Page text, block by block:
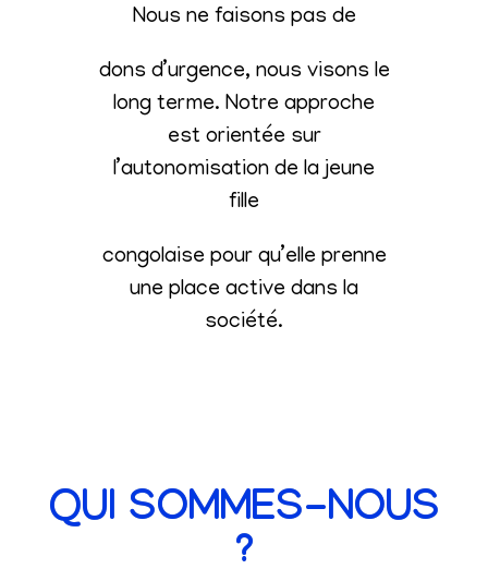
Nous ne faisons pas de
dons d’urgence, nous visons le
long terme. Notre approche
est orientée sur
l’autonomisation de la jeune
fille
congolaise pour qu’elle prenne
une place active dans la
société.
QUI SOMMES-NOUS
?